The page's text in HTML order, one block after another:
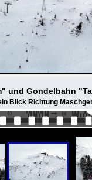
und Gondelbahn
Blick Richtung